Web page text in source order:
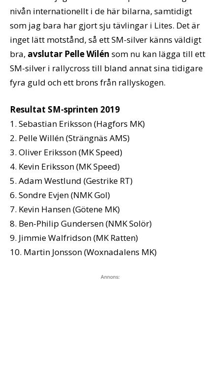
nivån internationellt i de här bilarna, samtidigt
som jag bara har gjort sju tävlingar i Lites. Det är
inget lätt motstånd, så ett SM-silver känns väldigt
bra, avslutar Pelle Wilén som nu kan lägga till ett
SM-silver i rallycross till bland annat sina tidigare
fyra guld och ett brons från rallyskogen.
Resultat SM-sprinten 2019
1. Sebastian Eriksson (Hagfors MK)
2. Pelle Willén (Strängnäs AMS)
3. Oliver Eriksson (MK Speed)
4. Kevin Eriksson (MK Speed)
5. Adam Westlund (Gestrike RT)
6. Sondre Evjen (NMK Gol)
7. Kevin Hansen (Götene MK)
8. Ben-Philip Gundersen (NMK Solör)
9. Jimmie Walfridson (MK Ratten)
10. Martin Jonsson (Woxnadalens MK)
Annons: